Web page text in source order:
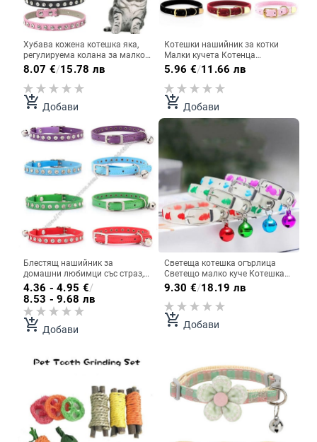
Хубава кожена котешка яка,
регулируема колана за малко
куче, кученце, орнамент от
кристали, аксесоари, колие за
домашни любимци
8.07 €/15.78 лв
add_shopping_cart Добави
Котешки нашийник за котки
Малки кучета Котенца
Регулируеми едноцветни
нашийници за домашни
любимци Продукти за чихуахуа
Стоки за домашни любимци
5.96 €/11.66 лв
add_shopping_cart Добави
Блестящ нашийник за
домашни любимци със страз,
предпазен, регулируем,
нашийник за котка, куче със
звънец, кученце, коте,
аксесоари за декорация,
кожени флокирани S
4.36 - 4.95 €/
8.53 - 9.68 лв
add_shopping_cart Добави
Светеща котешка огърлица
Светещо малко куче Котешка
нашийник против загуба
Флуоресцентен силиконов
котешки звънец Яка на врата
Аксесоари за домашни котки
9.30 €/18.19 лв
add_shopping_cart Добави